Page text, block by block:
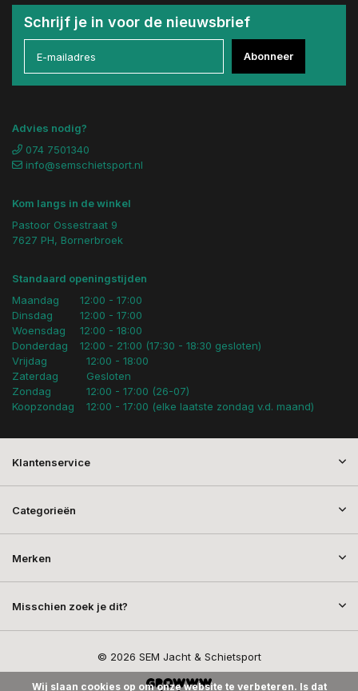
Schrijf je in voor de nieuwsbrief
Abonneer
Advies nodig?
074 7501340
info@semschietsport.nl
Kom langs in de winkel
Pastoor Ossestraat 9
7627 PH, Bornerbroek
Standaard openingstijden
Maandag
Dinsdag
Woensdag
Donderdag
12:00 - 17:00
12:00 - 17:00
12:00 - 18:00
12:00 - 21:00 (17:30 - 18:30 gesloten)
Vrijdag
Zaterdag
Zondag
Koopzondag
12:00 - 18:00
Gesloten
12:00 - 17:00 (26-07)
12:00 - 17:00 (elke laatste zondag v.d. maand)
Klantenservice
Categorieën
Merken
Misschien zoek je dit?
© 2026 SEM Jacht & Schietsport
Wij slaan cookies op om onze website te verbeteren. Is dat